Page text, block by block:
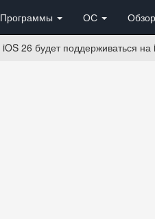
Программы ОС
iOS 26 будет поддерживаться